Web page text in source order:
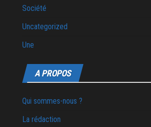
Société
Uncategorized
Une
A PROPOS
Qui sommes-nous ?
La rédaction